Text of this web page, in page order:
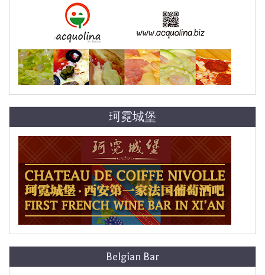
珂霓城堡
Belgian Bar